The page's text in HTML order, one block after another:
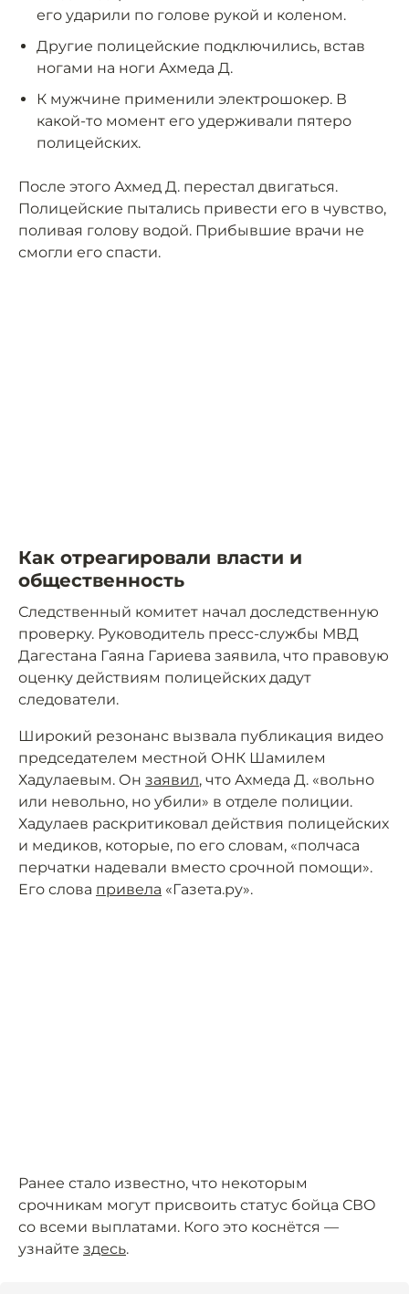
его ударили по голове рукой и коленом.
Другие полицейские подключились, встав
ногами на ноги Ахмеда Д.
К мужчине применили электрошокер. В
какой-то момент его удерживали пятеро
полицейских.
После этого Ахмед Д. перестал двигаться.
Полицейские пытались привести его в чувство,
поливая голову водой. Прибывшие врачи не
смогли его спасти.
Как отреагировали власти и
общественность
Следственный комитет начал доследственную
проверку. Руководитель пресс-службы МВД
Дагестана Гаяна Гариева заявила, что правовую
оценку действиям полицейских дадут
следователи.
Широкий резонанс вызвала публикация видео
председателем местной ОНК Шамилем
Хадулаевым. Он заявил, что Ахмеда Д. «вольно
или невольно, но убили» в отделе полиции.
Хадулаев раскритиковал действия полицейских
и медиков, которые, по его словам, «полчаса
перчатки надевали вместо срочной помощи».
Его слова привела «Газета.ру».
Ранее стало известно, что некоторым
срочникам могут присвоить статус бойца СВО
со всеми выплатами. Кого это коснётся —
узнайте здесь.